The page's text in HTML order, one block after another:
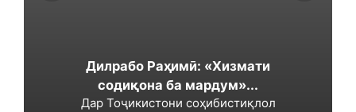
Дилрабо Раҳимӣ: «Хизмати
содиқона ба мардум»...
Дар Тоҷикистони соҳибистиқлол